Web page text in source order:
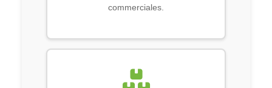
commerciales.